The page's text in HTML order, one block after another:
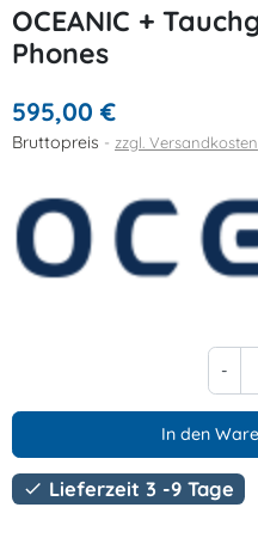
OCEANIC +
Phones
595,00 €
Bruttopreis zzgl. Versandkosten
-
In den
 Lieferzeit 3 -9 Tage